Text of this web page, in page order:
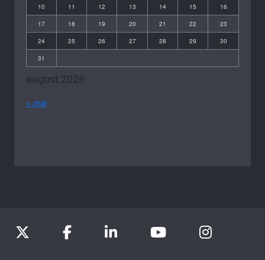
august 2026
10 11 12 13 14 15 16
17 18 19 20 21 22 23
24 25 26 27 28 29 30
31
« maj